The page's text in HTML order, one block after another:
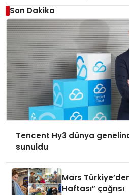
Son Dakika
Tencent Hy3 dünya
sunuldu
Mars
Haftası” çağrısı